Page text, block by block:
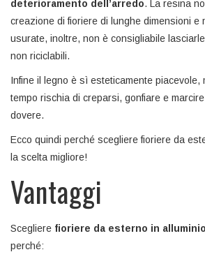
deterioramento dell’arredo. La resina
creazione di fioriere di lunghe dimensioni e
usurate, inoltre, non è consigliabile
non riciclabili.
Infine il legno è sì esteticamente piacevole,
tempo rischia di creparsi, gonfiare e
dovere.
Ecco quindi perché scegliere fioriere da
la scelta migliore!
Vantaggi
Scegliere fioriere da esterno in alluminio
perché: